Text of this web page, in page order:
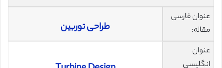
عنوان فارسی
مقاله:
طراحی توربین
عنوان
انگلیسی